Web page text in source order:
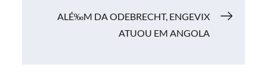
Post
ALÉ‰M DA ODEBRECHT, ENGEVIX
ATUOU EM ANGOLA